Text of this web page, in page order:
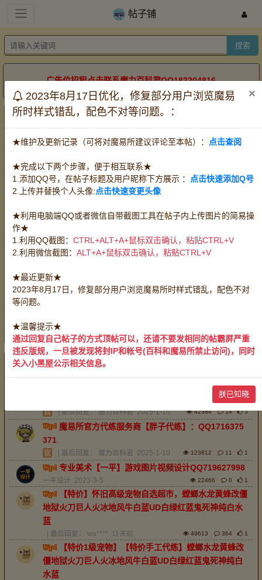
帖子铺
搜索
广告位招租点击联系魔力百科君QQ183204816
帖子铺
服务器： 全部 怀旧牧羊 怀旧金牛
怀旧双子
道具电信
道具网通
时长
方式：
全部 出售 收购
宠物：
全部 攻宠 魔宠 血宠
任务队宠
王宠赛宠
PK宠
装备：
武器 防具
消耗品：
全部 料理 血瓶 时水
技能草
材料：
全部 挖掘 狩猎 伐木 宝石
务
有偿服务：
全部 装备加工 药剂制作
料理烹饪
最新 精华
魔易所官方中介服务商【老淡】唯一QQ38387541
| 最后回复： 魔力百科君 2025-1-10 42384 14 3
魔易所官方代练服务商【胖子代练】：QQ1716375
371
| 最后回复： 魔力百科君 2025-1-10 123812 11 1
专业美术【一平】游戏图片视频设计QQ719627998
一平设计 2023-3-5 22466 0 1
【特价】怀旧高级宠物自选超市，螳螂水龙黄蜂改僵
地狱火刀巨人火冰地风牛白蓝UD白绿红蓝鬼死神纯白水
蓝
| 最后回复： wa**** 11天前 49613 364 1
【特价1级宠物】【特价手工代练】螳螂水龙黄蜂改
僵地狱火刀巨人火冰地风牛白蓝UD白绿红蓝鬼死神纯白
水蓝
2023年8月17日优化，修复部分用户浏览魔易
所时样式错乱，配色不对等问题。：
×
★维护及更新记录（可将对魔易所建议评论至本帖）： 点击查阅
★完成以下两个步骤，便于相互联系★
1.添加QQ号，在帖子标题及用户昵称下方展示 ：
点击快速添加Q号
2.上传并替换个人头像:点击快速变更头像
★利用电脑端QQ或者微信自带截图工具在帖子内上传图片的简易操
作★
1.利用QQ截图： CTRL+ALT+A+鼠标双击确认，粘贴CTRL+V
2.利用微信截图： ALT+A+鼠标双击确认，粘贴CTRL+V
★最近更新★
2023年8月17日，修复部分用户浏览魔易所时样式错乱，配色不对
等问题。
★温馨提示★
通过回复自己帖子的方式顶帖可以，还请不要发相同的帖霸屏严重
违反版规，一旦被发现将封IP和帐号(百科和魔易所禁止访问)，同时
关入小黑屋公示相关信息。
朕已知晓